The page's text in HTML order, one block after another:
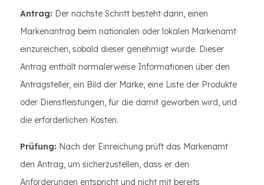
Antrag: Der nächste Schritt besteht darin, einen
Markenantrag beim nationalen oder lokalen Markenamt
einzureichen, sobald dieser genehmigt wurde. Dieser
Antrag enthält normalerweise Informationen über den
Antragsteller, ein Bild der Marke, eine Liste der Produkte
oder Dienstleistungen, für die damit geworben wird, und
die erforderlichen Kosten.
Prüfung: Nach der Einreichung prüft das Markenamt
den Antrag, um sicherzustellen, dass er den
Anforderungen entspricht und nicht mit bereits